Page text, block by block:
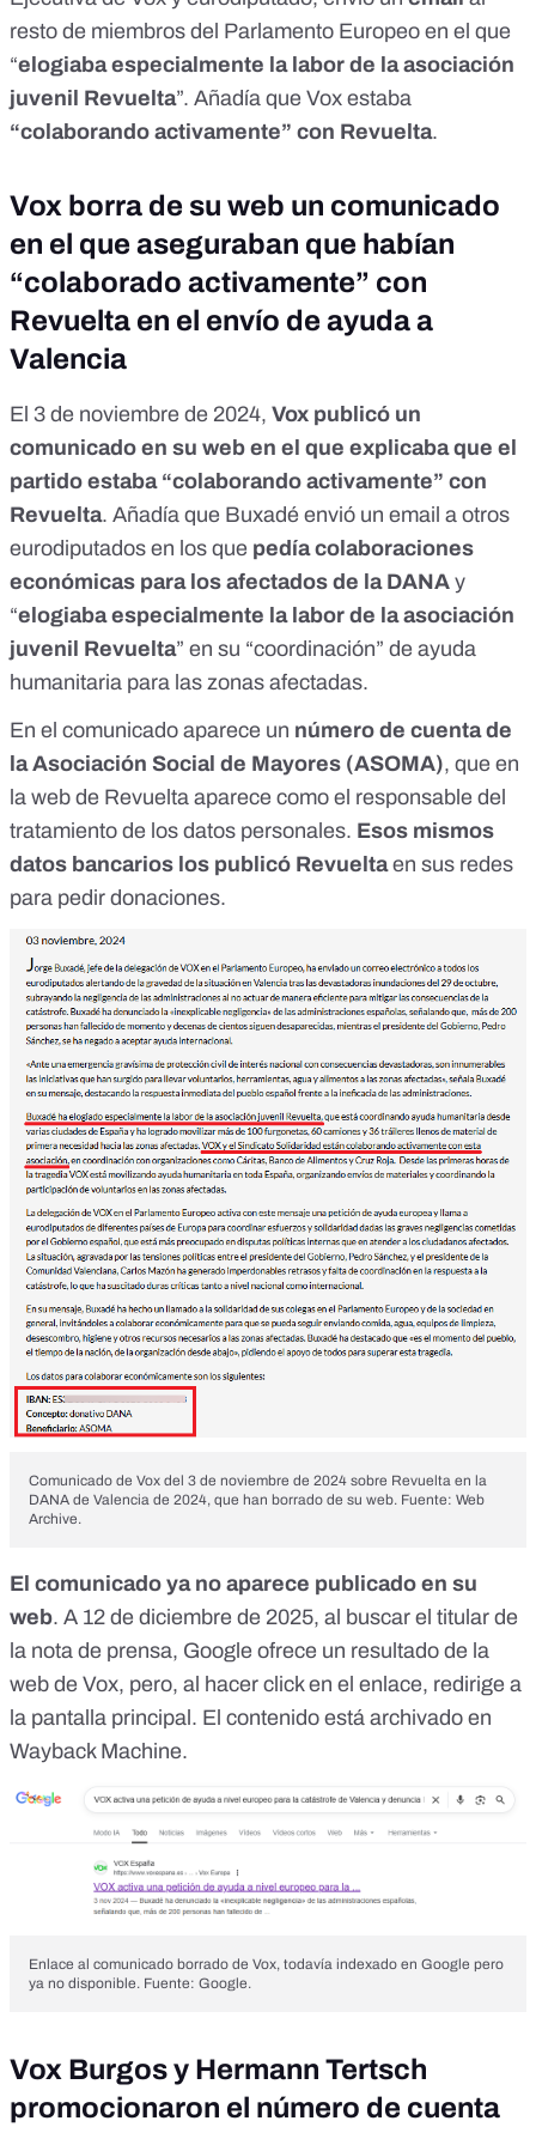
resto de miembros del Parlamento Europeo en el que
“elogiaba especialmente la labor de la asociación
juvenil Revuelta”. Añadía que Vox estaba
“colaborando activamente” con Revuelta.
Vox borra de su web un comunicado
en el que aseguraban que habían
“colaborado activamente” con
Revuelta en el envío de ayuda a
Valencia
El 3 de noviembre de 2024, Vox publicó un
comunicado en su web en el que explicaba que el
partido estaba “colaborando activamente” con
Revuelta. Añadía que Buxadé envió un email a otros
eurodiputados en los que pedía colaboraciones
económicas para los afectados de la DANA y
“elogiaba especialmente la labor de la asociación
juvenil Revuelta” en su “coordinación” de ayuda
humanitaria para las zonas afectadas.
En el comunicado aparece un número de cuenta de
la Asociación Social de Mayores (ASOMA), que en
la web de Revuelta aparece como el responsable del
tratamiento de los datos personales. Esos mismos
datos bancarios los publicó Revueltaen sus redes
para pedir donaciones.
Comunicado de Vox del 3 de noviembre de 2024 sobre Revuelta en la
DANA de Valencia de 2024, que han borrado de su web. Fuente: Web
Archive.
El comunicado ya no aparece publicado en su
web. A 12 de diciembre de 2025, al buscar el titular de
la nota de prensa, Google ofrece un resultado de la
web de Vox, pero, al hacer click en el enlace, redirige a
la pantalla principal. El contenido está archivado en
Wayback Machine.
Enlace al comunicado borrado de Vox, todavía indexado en Google pero
ya no disponible. Fuente: Google.
Vox Burgos y Hermann Tertsch
promocionaron el número de cuenta